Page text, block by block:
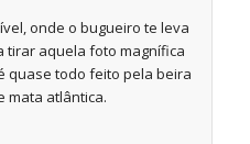
onde o bugueiro te leva
tirar aquela foto magnífica
quase todo feito pela beira
mata atlântica.